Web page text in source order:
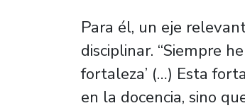
Para él, un eje
disciplinar. “Siempre
fortaleza’ (…) Esta
en la docencia, sino